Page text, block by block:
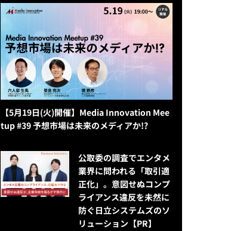
【5月19日(火)開催】Media Innovation Mee
tup #39 予想市場は未来のメディアか!?
公​​取委の調査でエンタメ
業界に問われる「取引適
正化」。意図せぬコンプ
ライアンス違反を未然に
防ぐ日立システムズのソ
リューション​【PR】